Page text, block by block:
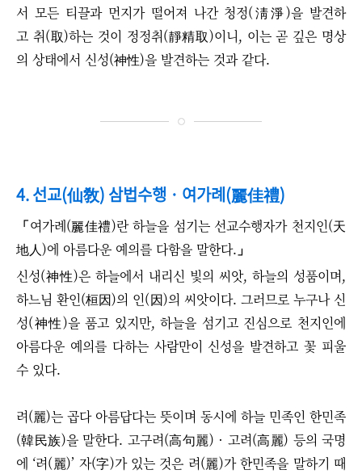
서 모든 티끌과 먼지가 떨어져 나간 청정(淸淨)을 발견하
고 취(取)하는 것이 정정취(靜精取)이니, 이는 곧 깊은 명상
의 상태에서 신성(神性)을 발견하는 것과 같다.
4. 선교(仙敎) 삼법수행 · 여가례(麗佳禮)
「여가례(麗佳禮)란 하늘을 섬기는 선교수행자가 천지인(天
地人)에 아름다운 예의를 다함을 말한다. 」
신성(神性)은 하늘에서 내리신 빛의 씨앗, 하늘의 성품이며,
하느님 환인(桓因)의 인(因)의 씨앗이다. 그러므로 누구나 신
성(神性)을 품고 있지만, 하늘을 섬기고 진심으로 천지인에
아름다운 예의를 다하는 사람만이 신성을 발견하고 꽃 피울
수 있다.
려(麗)는 곱다 아름답다는 뜻이며 동시에 하늘 민족인 한민족
(韓民族)을 말한다. 고구려(高句麗) · 고려(高麗) 등의 국명
에 ‘려(麗)’ 자(字)가 있는 것은 려(麗)가 한민족을 말하기 때